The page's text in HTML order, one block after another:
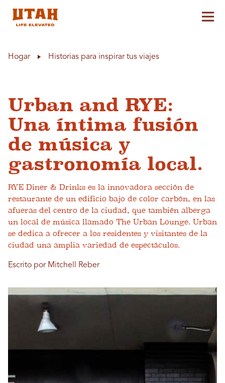
Hogar Historias para inspirar tus viajes
Urban and RYE:
Una íntima fusión
de música y
gastronomía local.
RYE Diner & Drinks es la innovadora sección de
restaurante de un edificio bajo de color carbón, en las
afueras del centro de la ciudad, que también alberga
un local de música llamado The Urban Lounge. Urban
se dedica a ofrecer a los residentes y visitantes de la
ciudad una amplia variedad de espectáculos.
Escrito por Mitchell Reber